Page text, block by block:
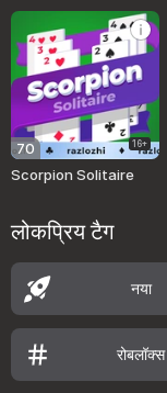
70 16+
Scorpion Solitaire
लोकप्रिय टैग
नया
रोबलॉक्स